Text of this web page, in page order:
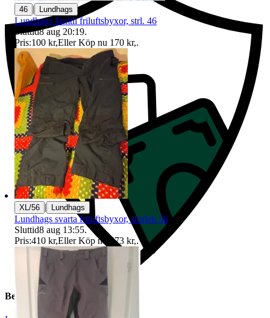
Beskrivning
46 | Lundhags
Lundhags Jamtli friluftsbyxor, strl. 46
Sluttid8 aug 20:19.
Pris:100 kr,Eller Köp nu 170 kr,.
XL/56 | Lundhags
Lundhags svarta friluftsbyxor, storlek 56
Sluttid8 aug 13:55.
Pris:410 kr,Eller Köp nu 473 kr,.